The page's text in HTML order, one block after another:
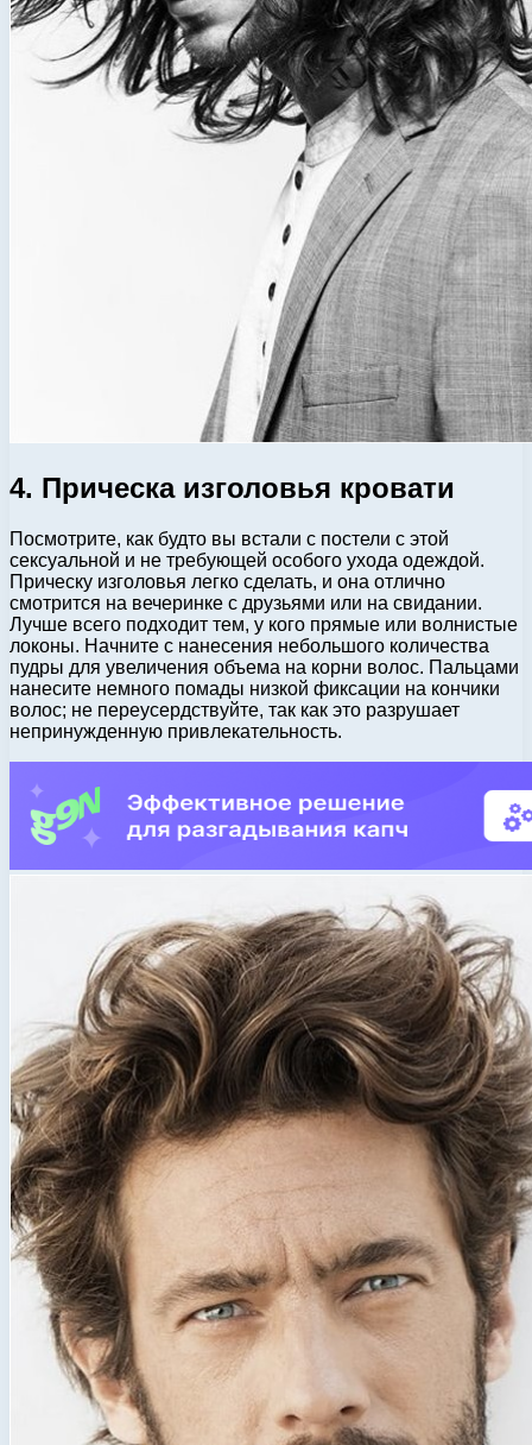
4. Прическа изголовья кровати
Посмотрите, как будто вы встали с постели с этой
сексуальной и не требующей особого ухода одеждой.
Прическу изголовья легко сделать, и она отлично
смотрится на вечеринке с друзьями или на свидании.
Лучше всего подходит тем, у кого прямые или волнистые
локоны. Начните с нанесения небольшого количества
пудры для увеличения объема на корни волос. Пальцами
нанесите немного помады низкой фиксации на кончики
волос; не переусердствуйте, так как это разрушает
непринужденную привлекательность.